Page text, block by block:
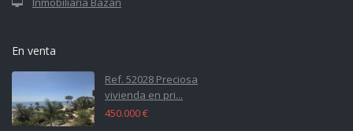
En venta
Ref. 52028 Preciosa
vivienda en pri...
450.000 €